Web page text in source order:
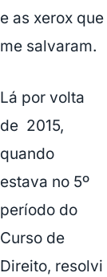
e as xerox que
me salvaram.
Lá por volta
de 2015,
quando
estava no 5º
período do
Curso de
Direito, resolvi